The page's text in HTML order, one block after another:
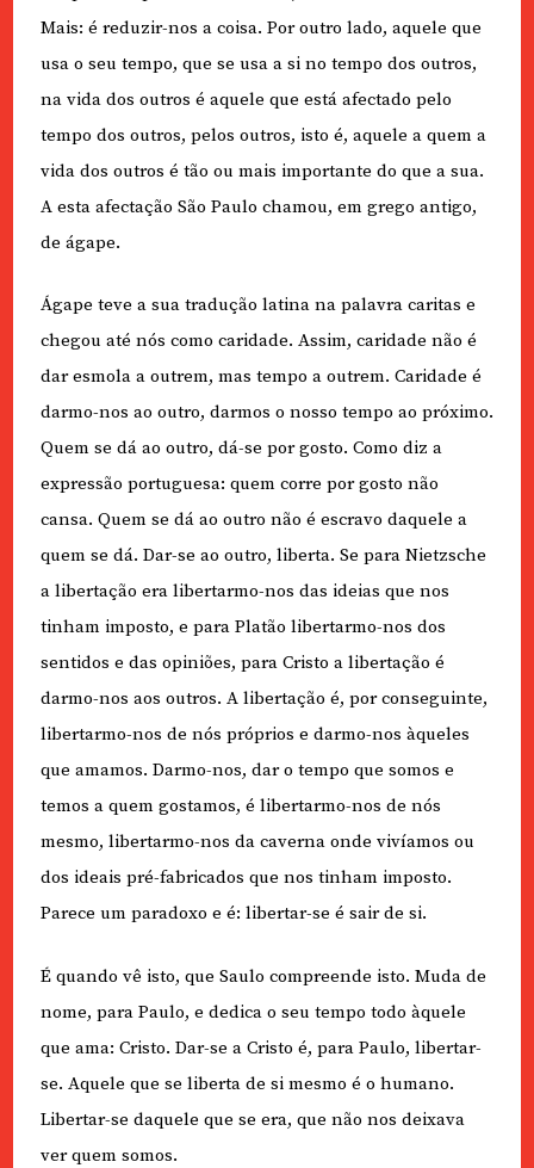
Mais: é reduzir-nos a coisa. Por outro lado, aquele que
usa o seu tempo, que se usa a si no tempo dos outros,
na vida dos outros é aquele que está afectado pelo
tempo dos outros, pelos outros, isto é, aquele a quem a
vida dos outros é tão ou mais importante do que a sua.
A esta afectação São Paulo chamou, em grego antigo,
de ágape.
Ágape teve a sua tradução latina na palavra caritas e
chegou até nós como caridade. Assim, caridade não é
dar esmola a outrem, mas tempo a outrem. Caridade é
darmo-nos ao outro, darmos o nosso tempo ao próximo.
Quem se dá ao outro, dá-se por gosto. Como diz a
expressão portuguesa: quem corre por gosto não
cansa. Quem se dá ao outro não é escravo daquele a
quem se dá. Dar-se ao outro, liberta. Se para Nietzsche
a libertação era libertarmo-nos das ideias que nos
tinham imposto, e para Platão libertarmo-nos dos
sentidos e das opiniões, para Cristo a libertação é
darmo-nos aos outros. A libertação é, por conseguinte,
libertarmo-nos de nós próprios e darmo-nos àqueles
que amamos. Darmo-nos, dar o tempo que somos e
temos a quem gostamos, é libertarmo-nos de nós
mesmo, libertarmo-nos da caverna onde vivíamos ou
dos ideais pré-fabricados que nos tinham imposto.
Parece um paradoxo e é: libertar-se é sair de si.
É quando vê isto, que Saulo compreende isto. Muda de
nome, para Paulo, e dedica o seu tempo todo àquele
que ama: Cristo. Dar-se a Cristo é, para Paulo, libertar-
se. Aquele que se liberta de si mesmo é o humano.
Libertar-se daquele que se era, que não nos deixava
ver quem somos.